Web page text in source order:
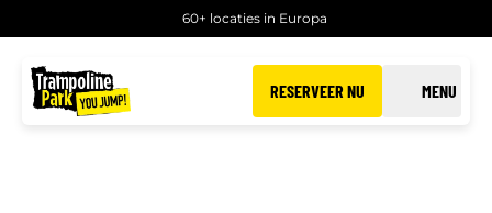
60+ locaties in Europa
RESERVEER NU MENU